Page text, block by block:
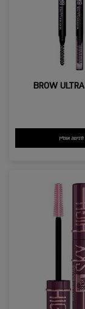
עיפרון גבות BROW ULTRA
לרכישה אונליין